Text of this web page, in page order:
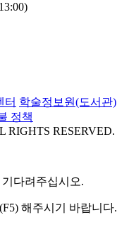
터 학술정보원(도서관)
정책
RIGHTS RESERVED.
다려주십시오.
해주시기 바랍니다.